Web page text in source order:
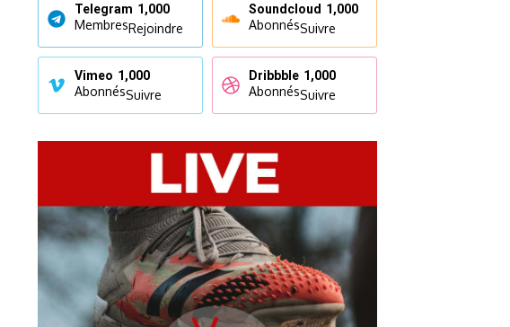
Telegram 1,000
MembresRejoindre
Soundcloud 1,000
AbonnésSuivre
Vimeo 1,000
AbonnésSuivre
Dribbble 1,000
AbonnésSuivre